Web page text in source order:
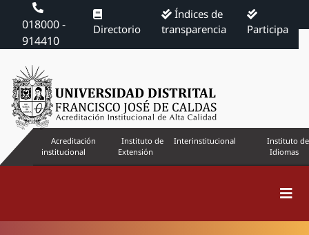
018000 -
914410
Directorio
Índices de
transparencia
Participa
Acreditación
institucional
Instituto de
Extensión
Interinstitucional
Instituto de
Idiomas